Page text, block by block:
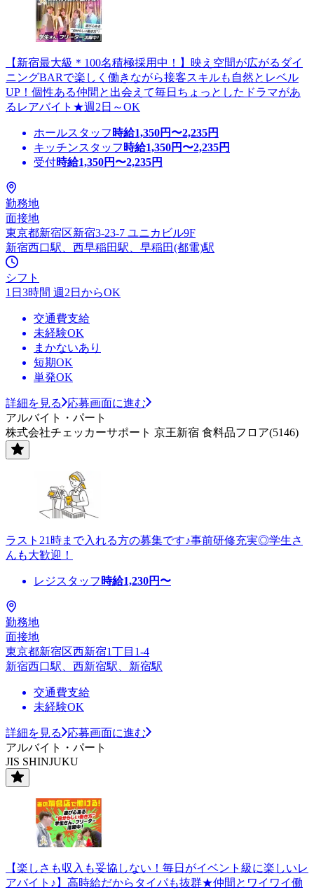
【新宿最大級＊100名積極採用中！】映え空間が広がるダイ
ニングBARで楽しく働きながら接客スキルも自然とレベル
UP！個性ある仲間と出会えて毎日ちょっとしたドラマがあ
るレアバイト★週2日～OK
ホールスタッフ 時給1,350円〜2,235円
キッチンスタッフ 時給1,350円〜2,235円
受付時給1,350円〜2,235円
勤務地
面接地
東京都新宿区新宿3-23-7 ユニカビル9F
新宿西口駅、西早稲田駅、早稲田(都電)駅
シフト
1日3時間 週2日からOK
交通費支給
未経験OK
まかないあり
短期OK
単発OK
詳細を見る
応募画面に進む
アルバイト・パート
株式会社チェッカーサポート 京王新宿 食料品フロア(5146)
ラスト21時まで入れる方の募集です♪事前研修充実◎学生さ
んも大歓迎！
レジスタッフ 時給1,230円〜
勤務地
面接地
東京都新宿区西新宿1丁目1-4
新宿西口駅、西新宿駅、新宿駅
交通費支給
未経験OK
詳細を見る
応募画面に進む
アルバイト・パート
JIS SHINJUKU
【楽しさも収入も妥協しない！毎日がイベント級に楽しいレ
アバイト♪】高時給だからタイパも抜群★仲間とワイワイ働